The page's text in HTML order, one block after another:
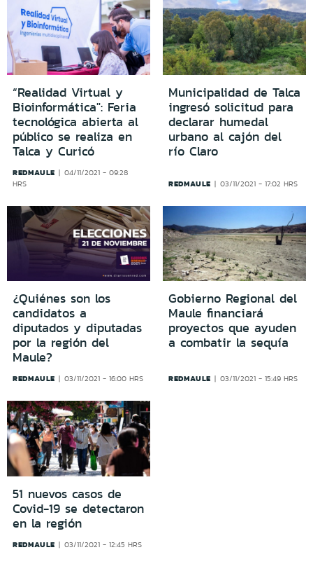
“Realidad Virtual y
Bioinformática": Feria
tecnológica abierta al
público se realiza en
Talca y Curicó
REDMAULE
04/11/2021 - 09:28
HRS
Municipalidad de Talca
ingresó solicitud para
declarar humedal
urbano al cajón del
río Claro
REDMAULE 03/11/2021 - 17:02 HRS
¿Quiénes son los
candidatos a
diputados y diputadas
por la región del
Maule?
REDMAULE 03/11/2021 - 16:00 HRS
Gobierno Regional del
Maule financiará
proyectos que ayuden
a combatir la sequía
REDMAULE 03/11/2021 - 15:49 HRS
51 nuevos casos de
Covid-19 se detectaron
en la región
REDMAULE 03/11/2021 - 12:45 HRS